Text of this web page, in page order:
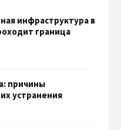
инфраструктура в
граница
причины
устранения